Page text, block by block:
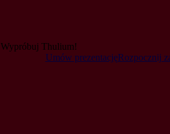
Wypróbuj Thulium!
Umów prezentacjęRozpocznij